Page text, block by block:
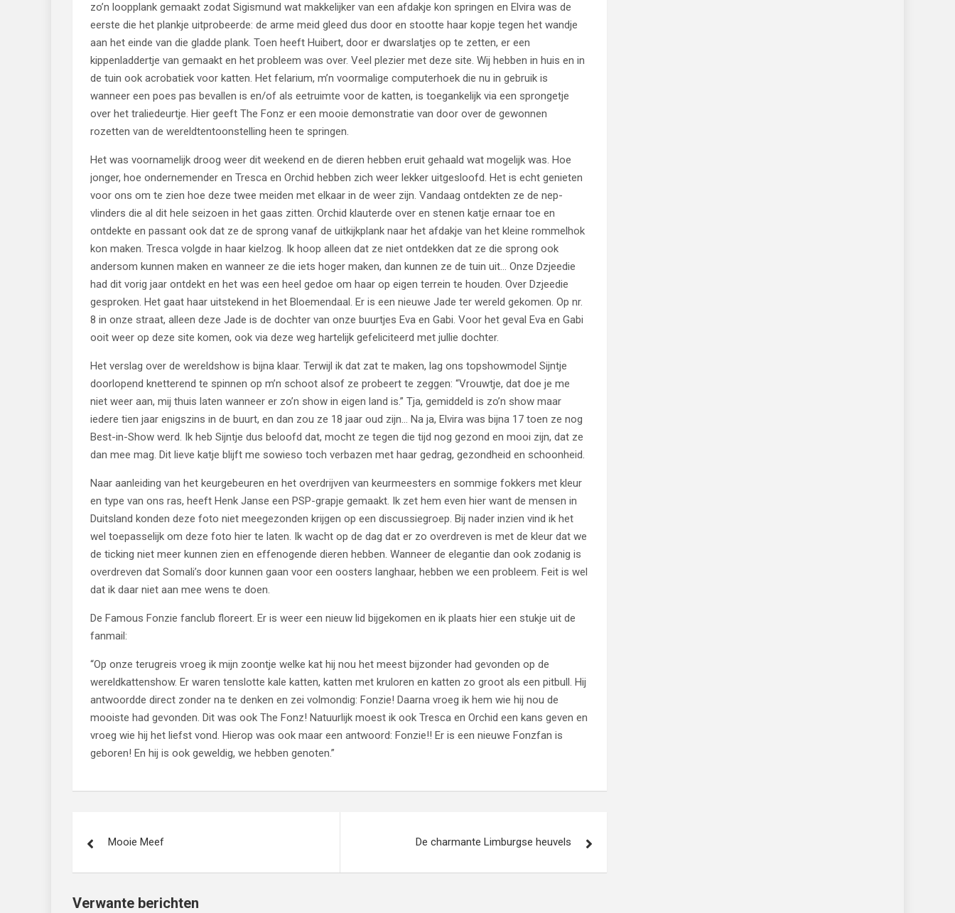
zo’n loopplank gemaakt zodat Sigismund wat makkelijker van een afdakje kon springen en Elvira was de
eerste die het plankje uitprobeerde: de arme meid gleed dus door en stootte haar kopje tegen het wandje
aan het einde van die gladde plank. Toen heeft Huibert, door er dwarslatjes op te zetten, er een
kippenladdertje van gemaakt en het probleem was over. Veel plezier met deze site. Wij hebben in huis en in
de tuin ook acrobatiek voor katten. Het felarium, m’n voormalige computerhoek die nu in gebruik is
wanneer een poes pas bevallen is en/of als eetruimte voor de katten, is toegankelijk via een sprongetje
over het traliedeurtje. Hier geeft The Fonz er een mooie demonstratie van door over de gewonnen
rozetten van de wereldtentoonstelling heen te springen.
Het was voornamelijk droog weer dit weekend en de dieren hebben eruit gehaald wat mogelijk was. Hoe
jonger, hoe ondernemender en Tresca en Orchid hebben zich weer lekker uitgesloofd. Het is echt genieten
voor ons om te zien hoe deze twee meiden met elkaar in de weer zijn. Vandaag ontdekten ze de nep-
vlinders die al dit hele seizoen in het gaas zitten. Orchid klauterde over en stenen katje ernaar toe en
ontdekte en passant ook dat ze de sprong vanaf de uitkijkplank naar het afdakje van het kleine rommelhok
kon maken. Tresca volgde in haar kielzog. Ik hoop alleen dat ze niet ontdekken dat ze die sprong ook
andersom kunnen maken en wanneer ze die iets hoger maken, dan kunnen ze de tuin uit… Onze Dzjeedie
had dit vorig jaar ontdekt en het was een heel gedoe om haar op eigen terrein te houden. Over Dzjeedie
gesproken. Het gaat haar uitstekend in het Bloemendaal. Er is een nieuwe Jade ter wereld gekomen. Op nr.
8 in onze straat, alleen deze Jade is de dochter van onze buurtjes Eva en Gabi. Voor het geval Eva en Gabi
ooit weer op deze site komen, ook via deze weg hartelijk gefeliciteerd met jullie dochter.
Het verslag over de wereldshow is bijna klaar. Terwijl ik dat zat te maken, lag ons topshowmodel Sijntje
doorlopend knetterend te spinnen op m’n schoot alsof ze probeert te zeggen: “Vrouwtje, dat doe je me
niet weer aan, mij thuis laten wanneer er zo’n show in eigen land is.” Tja, gemiddeld is zo’n show maar
iedere tien jaar enigszins in de buurt, en dan zou ze 18 jaar oud zijn… Na ja, Elvira was bijna 17 toen ze nog
Best-in-Show werd. Ik heb Sijntje dus beloofd dat, mocht ze tegen die tijd nog gezond en mooi zijn, dat ze
dan mee mag. Dit lieve katje blijft me sowieso toch verbazen met haar gedrag, gezondheid en schoonheid.
Naar aanleiding van het keurgebeuren en het overdrijven van keurmeesters en sommige fokkers met kleur
en type van ons ras, heeft Henk Janse een PSP-grapje gemaakt. Ik zet hem even hier want de mensen in
Duitsland konden deze foto niet meegezonden krijgen op een discussiegroep. Bij nader inzien vind ik het
wel toepasselijk om deze foto hier te laten. Ik wacht op de dag dat er zo overdreven is met de kleur dat we
de ticking niet meer kunnen zien en effenogende dieren hebben. Wanneer de elegantie dan ook zodanig is
overdreven dat Somali’s door kunnen gaan voor een oosters langhaar, hebben we een probleem. Feit is wel
dat ik daar niet aan mee wens te doen.
De Famous Fonzie fanclub floreert. Er is weer een nieuw lid bijgekomen en ik plaats hier een stukje uit de
fanmail:
“Op onze terugreis vroeg ik mijn zoontje welke kat hij nou het meest bijzonder had gevonden op de
wereldkattenshow. Er waren tenslotte kale katten, katten met kruloren en katten zo groot als een pitbull. Hij
antwoordde direct zonder na te denken en zei volmondig: Fonzie! Daarna vroeg ik hem wie hij nou de
mooiste had gevonden. Dit was ook The Fonz! Natuurlijk moest ik ook Tresca en Orchid een kans geven en
vroeg wie hij het liefst vond. Hierop was ook maar een antwoord: Fonzie!! Er is een nieuwe Fonzfan is
geboren! En hij is ook geweldig, we hebben genoten.”
navigatie
Mooie Meef De charmante Limburgse heuvels
Verwante berichten